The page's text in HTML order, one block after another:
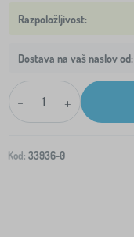
Dostava na vaš naslov od:
- +
Kod: 33936-0